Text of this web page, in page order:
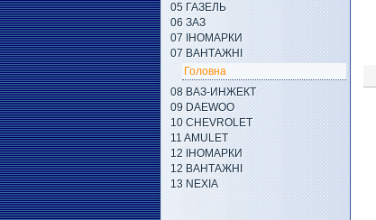
05 ГАЗЕЛЬ
06 ЗАЗ
07 ІНОМАРКИ
07 ВАНТАЖНІ
Головна
08 ВАЗ-ИНЖЕКТ
09 DAEWOO
10 CHEVROLET
11 AMULET
12 ІНОМАРКИ
12 ВАНТАЖНІ
13 NEXIA